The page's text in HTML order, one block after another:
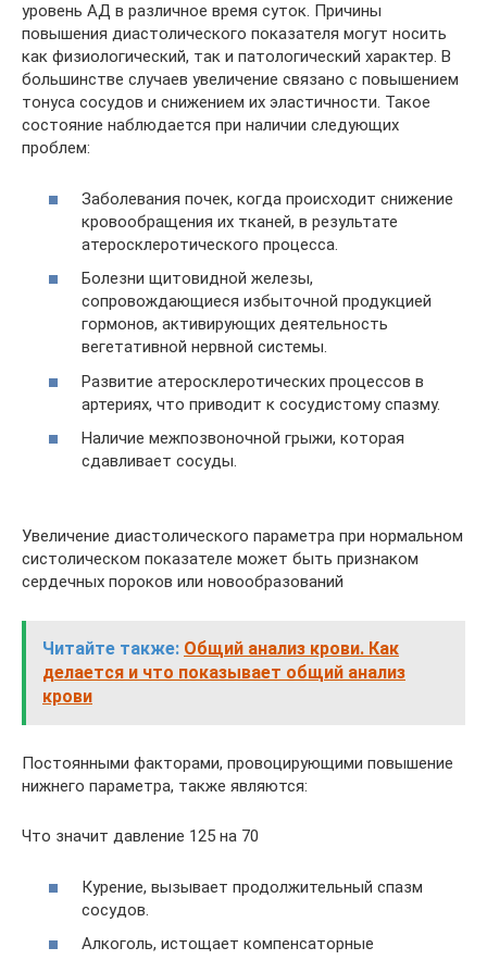
уровень АД в различное время суток. Причины
повышения диастолического показателя могут носить
как физиологический, так и патологический характер. В
большинстве случаев увеличение связано с повышением
тонуса сосудов и снижением их эластичности. Такое
состояние наблюдается при наличии следующих
проблем:
Заболевания почек, когда происходит снижение
кровообращения их тканей, в результате
атеросклеротического процесса.
Болезни щитовидной железы,
сопровождающиеся избыточной продукцией
гормонов, активирующих деятельность
вегетативной нервной системы.
Развитие атеросклеротических процессов в
артериях, что приводит к сосудистому спазму.
Наличие межпозвоночной грыжи, которая
сдавливает сосуды.
Увеличение диастолического параметра при нормальном
систолическом показателе может быть признаком
сердечных пороков или новообразований
Читайте также: Общий анализ крови. Как
делается и что показывает общий анализ
крови
Постоянными факторами, провоцирующими повышение
нижнего параметра, также являются:
Что значит давление 125 на 70
Курение, вызывает продолжительный спазм
сосудов.
Алкоголь, истощает компенсаторные